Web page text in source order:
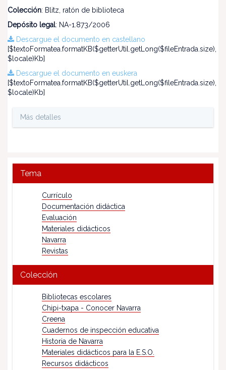
Colección: Blitz, ratón de biblioteca
Depósito legal: NA-1.873/2006
Descargue el documento en castellano
[$textoFormatea.formatKB($getterUtil.getLong($fileEntrada.size),
$locale)Kb]
Descargue el documento en euskera
[$textoFormatea.formatKB($getterUtil.getLong($fileEntrada.size),
$locale)Kb]
Más detalles
Tema
Currículo
Documentación didáctica
Evaluación
Materiales didácticos
Navarra
Revistas
Colección
Bibliotecas escolares
Chipi-txapa - Conocer Navarra
Creena
Cuadernos de inspección educativa
Historia de Navarra
Materiales didácticos para la E.S.O.
Recursos didácticos